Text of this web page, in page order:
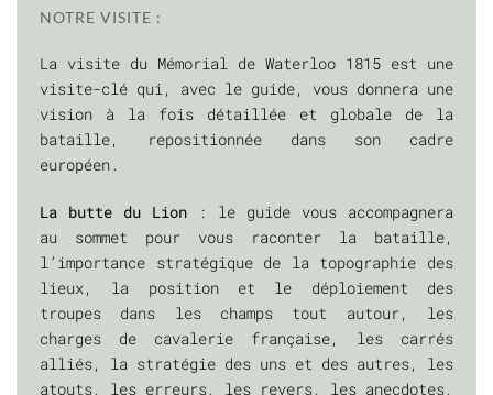
NOTRE VISITE :
La visite du Mémorial de Waterloo 1815 est une
visite-clé qui, avec le guide, vous donnera une
vision à la fois détaillée et globale de la
bataille, repositionnée dans son cadre
européen.
La butte du Lion: le guide vous accompagnera
au sommet pour vous raconter la bataille,
l’importance stratégique de la topographie des
lieux, la position et le déploiement des
troupes dans les champs tout autour, les
charges de cavalerie française, les carrés
alliés, la stratégie des uns et des autres, les
atouts, les erreurs, les revers, les anecdotes,